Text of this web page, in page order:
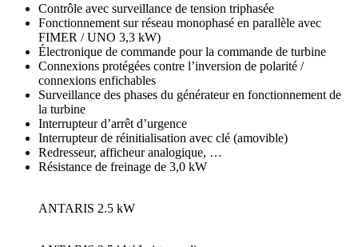
Contrôle avec surveillance de tension triphasée
Fonctionnement sur réseau monophasé en parallèle avec
FIMER / UNO 3,3 kW)
Électronique de commande pour la commande de turbine
Connexions protégées contre l’inversion de polarité /
connexions enfichables
Surveillance des phases du générateur en fonctionnement de
la turbine
Interrupteur d’arrêt d’urgence
Interrupteur de réinitialisation avec clé (amovible)
Redresseur, afficheur analogique, …
Résistance de freinage de 3,0 kW
ANTARIS 2.5 kW